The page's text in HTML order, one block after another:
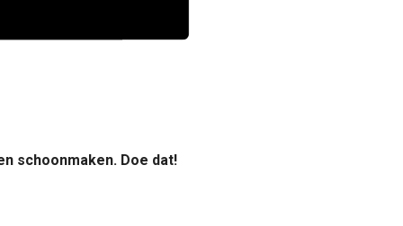
schoonmaken. Doe dat!